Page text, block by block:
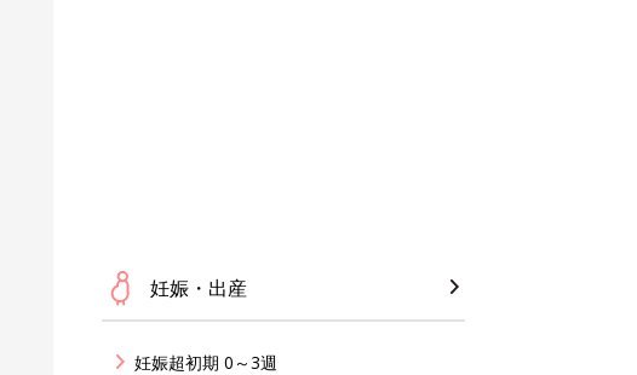
妊娠・出産
妊娠超初期 0～3週